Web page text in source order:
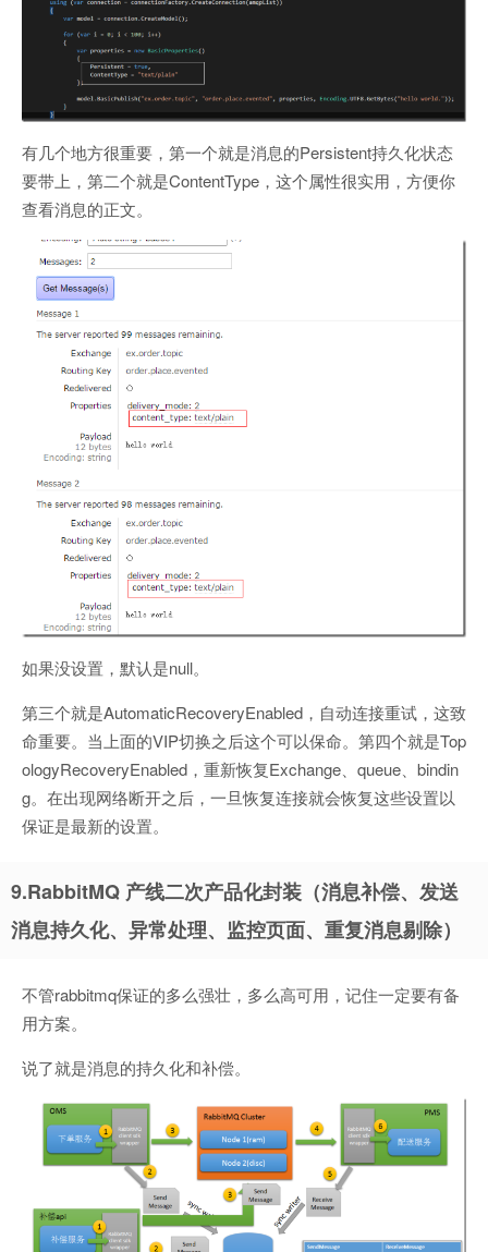
有几个地方很重要，第一个就是消息的Persistent持久化状态
要带上，第二个就是ContentType，这个属性很实用，方便你
查看消息的正文。
如果没设置，默认是null。
第三个就是AutomaticRecoveryEnabled，自动连接重试，这致
命重要。当上面的VIP切换之后这个可以保命。第四个就是Top
ologyRecoveryEnabled，重新恢复Exchange、queue、bindin
g。在出现网络断开之后，一旦恢复连接就会恢复这些设置以
保证是最新的设置。
9.RabbitMQ 产线二次产品化封装（消息补偿、发送
消息持久化、异常处理、监控页面、重复消息剔除）
不管rabbitmq保证的多么强壮，多么高可用，记住一定要有备
用方案。
说了就是消息的持久化和补偿。